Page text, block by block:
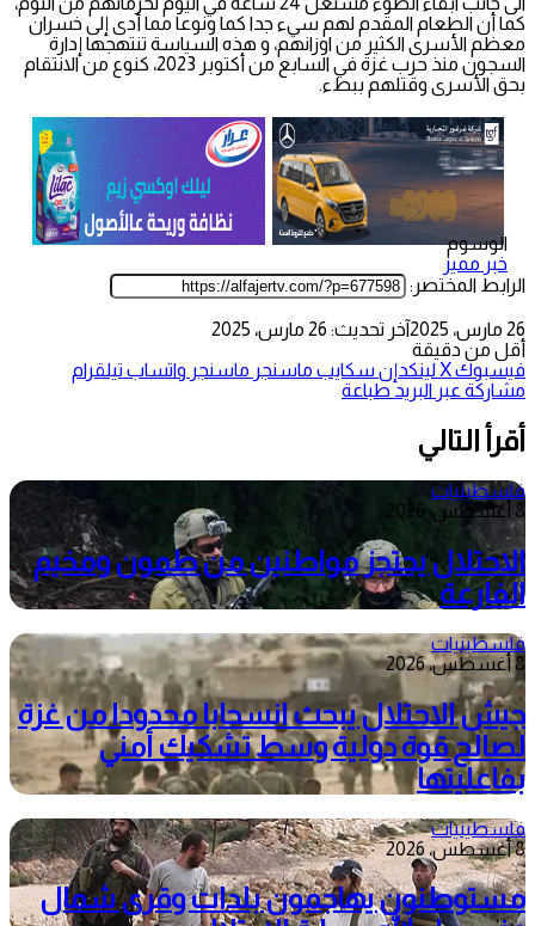
كما أن الطعام المقدم لهم سيء جدا كما ونوعا مما أدى إلى خسران
معظم الأسرى الكثير من اوزانهم، و هذه السياسة تنتهجها إدارة
السجون منذ حرب غزة في السابع من أكتوبر 2023، كنوع من الانتقام
بحق الأسرى وقتلهم ببطء.
الوسوم
خبر مميز
الرابط المختصر:
26 مارس، 2025
آخر تحديث: 26 مارس، 2025
أقل من دقيقة
فيسبوك‫Xلينكدإن سكايب ماسنجر ماسنجر واتساب تيلقرام
مشاركة عبر البريد طباعة
أقرأ التالي
فلسطينيات
8 أغسطس، 2026
الاحتلال يحتجز مواطنين من طمون ومخيم
الفارعة
فلسطينيات
8 أغسطس، 2026
جيش الاحتلال يبحث انسحابا محدودا من غزة
لصالح قوة دولية وسط تشكيك أمني
بفاعليتها
فلسطينيات
8 أغسطس، 2026
مستوطنون يهاجمون بلدات وقرى شمال